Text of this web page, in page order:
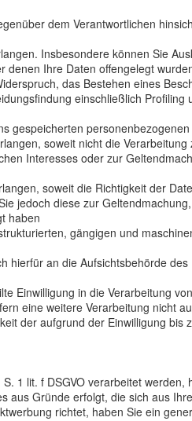
dem Verantwortlichen
Insbesondere können Sie
Ihre Daten offengelegt
das Bestehen eines
einschließlich Profiling
gespeicherten
soweit nicht die
Interesses oder zur
soweit die Richtigkeit der
jedoch diese zur
haben
gängigen und
hierfür an die Aufsichtsbehörde
Einwilligung in die Verarbeitung
eine weitere Verarbeitung nicht
der aufgrund der Einwilligung bis
1 lit. f DSGVO verarbeitet werden,
aus Gründe erfolgt, die sich aus
richtet, haben Sie ein